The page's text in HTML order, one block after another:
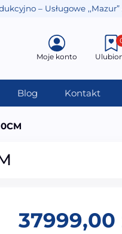
– Usługowe
Moje konto
Blog Kontakt
37999,00